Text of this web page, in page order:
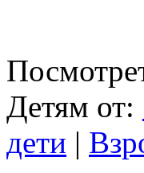
Детям от:
дети |